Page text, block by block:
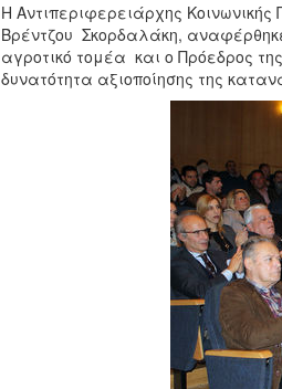
Η Αντιπεριφερειάρχης Κοινωνικής
Βρέντζου Σκορδαλάκη,
αγροτικό τομέα και ο Πρόεδρος
δυνατότητα αξιοποίησης της